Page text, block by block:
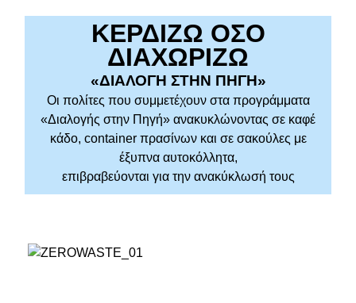
ΚΕΡΔΙΖΩ ΟΣΟ
ΔΙΑΧΩΡΙΖΩ
«ΔΙΑΛΟΓΗ ΣΤΗΝ ΠΗΓΗ»
Οι πολίτες που συμμετέχουν στα προγράμματα
«Διαλογής στην Πηγή» ανακυκλώνοντας σε καφέ
κάδο, container πρασίνων και σε σακούλες με
έξυπνα αυτοκόλλητα,
επιβραβεύονται για την ανακύκλωσή τους